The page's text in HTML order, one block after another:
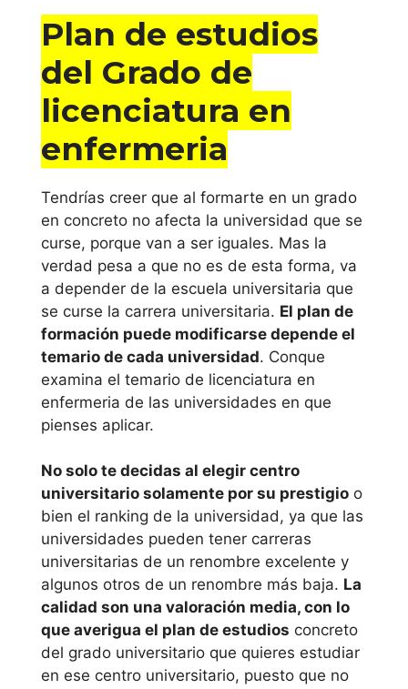
Universidad
Politécnica de
Valéncia
Universitat de
València
Universidad
Cardenal Herrera
– CEU
Universidad
Católica de
Valencia S.
Vicente M.
Extremadura
Universidad de
Extremadura
Galicia
Universidad de A
Coruña
Universidad de
Plan de estudios
del Grado de
licenciatura en
enfermeria
Tendrías creer que al formarte en un grado
en concreto no afecta la universidad que se
curse, porque van a ser iguales. Mas la
verdad pesa a que no es de esta forma, va
a depender de la escuela universitaria que
se curse la carrera universitaria. El plan de
formación puede modificarse depende el
temario de cada universidad. Conque
examina el temario de licenciatura en
enfermeria de las universidades en que
pienses aplicar.
No solo te decidas al elegir centro
universitario solamente por su prestigio o
bien el ranking de la universidad, ya que las
universidades pueden tener carreras
universitarias de un renombre excelente y
algunos otros de un renombre más baja. La
calidad son una valoración media, con lo
que averigua el plan de estudios concreto
del grado universitario que quieres estudiar
en ese centro universitario, puesto que no